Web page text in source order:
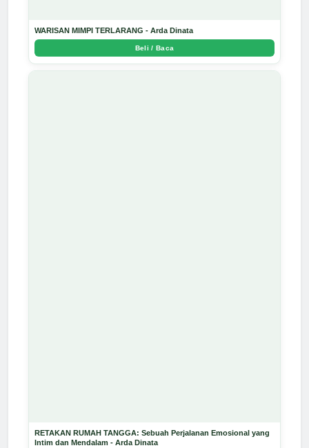
WARISAN MIMPI TERLARANG - Arda Dinata
Beli / Baca
RETAKAN RUMAH TANGGA: Sebuah Perjalanan Emosional yang
Intim dan Mendalam - Arda Dinata